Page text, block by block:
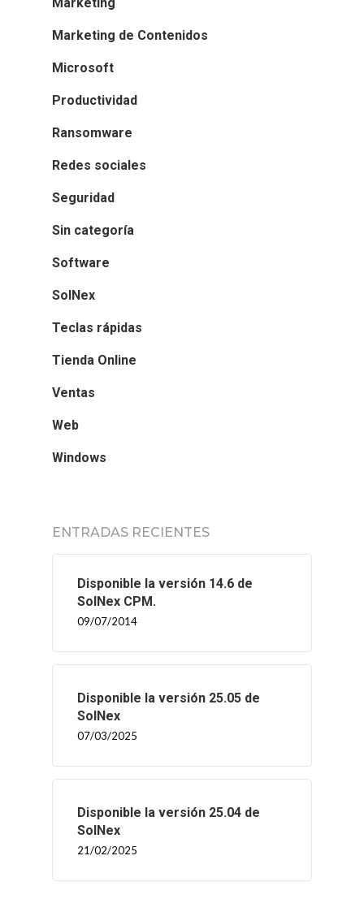
Marketing de Contenidos
Microsoft
Productividad
Ransomware
Redes sociales
Seguridad
Sin categoría
Software
SolNex
Teclas rápidas
Tienda Online
Ventas
Web
Windows
ENTRADAS RECIENTES
Disponible la versión 14.6 de
SolNex CPM.
09/07/2014
Disponible la versión 25.05 de
SolNex
07/03/2025
Disponible la versión 25.04 de
SolNex
21/02/2025